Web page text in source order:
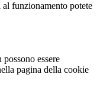
al funzionamento potete
essere
pagina della cookie